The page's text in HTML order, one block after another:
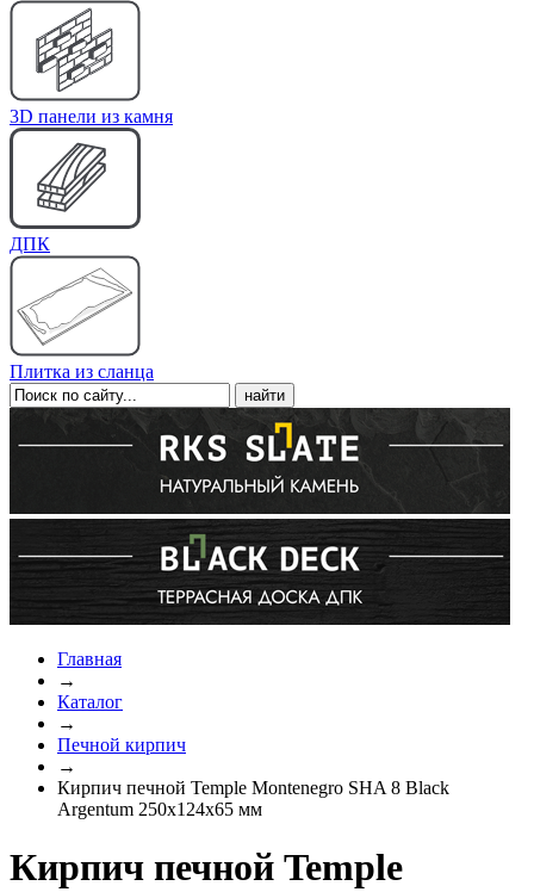
3D панели из камня
ДПК
Плитка из сланца
Главная
→
Каталог
→
Печной кирпич
→
Кирпич печной Temple Montenegro SHA 8 Black
Argentum 250x124x65 мм
Кирпич печной Temple